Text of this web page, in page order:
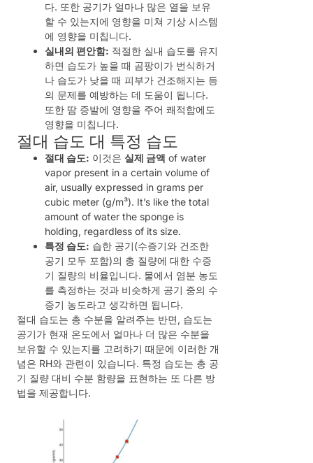
다. 또한 공기가 얼마나 많은 열을 보유
할 수 있는지에 영향을 미쳐 기상 시스템
에 영향을 미칩니다.
실내의 편안함: 적절한 실내 습도를 유지
하면 습도가 높을 때 곰팡이가 번식하거
나 습도가 낮을 때 피부가 건조해지는 등
의 문제를 예방하는 데 도움이 됩니다.
또한 땀 증발에 영향을 주어 쾌적함에도
영향을 미칩니다.
절대 습도 대 특정 습도
절대 습도: 이것은 실제 금액 of water
vapor present in a certain volume of
air, usually expressed in grams per
cubic meter (g/m³). It’s like the total
amount of water the sponge is
holding, regardless of its size.
특정 습도: 습한 공기(수증기와 건조한
공기 모두 포함)의 총 질량에 대한 수증
기 질량의 비율입니다. 물에서 염분 농도
를 측정하는 것과 비슷하게 공기 중의 수
증기 농도라고 생각하면 됩니다.
절대 습도는 총 수분을 알려주는 반면, 습도는
공기가 현재 온도에서 얼마나 더 많은 수분을
보유할 수 있는지를 고려하기 때문에 이러한 개
념은 RH와 관련이 있습니다. 특정 습도는 총 공
기 질량 대비 수분 함량을 표현하는 또 다른 방
법을 제공합니다.